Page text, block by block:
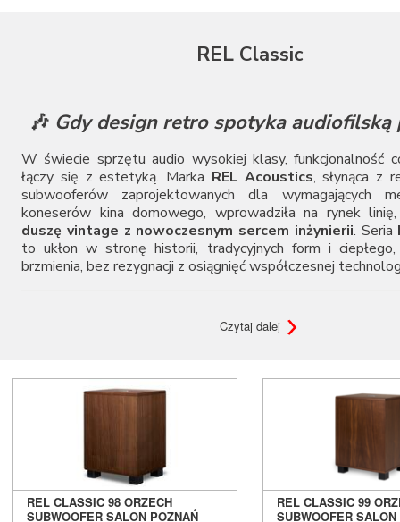
Audiosymptom
Audiovector
AUNE
Aura
Auralic
Aurender
Avantgarde Acoustic
AVM
Ayon Audio
Boenicke Audio
Cambridge Audio
Canton
Cardas Audio
REL Classic
🎶 Gdy design retro spotyka audiofilską
W świecie sprzętu audio wysokiej klasy, funkcjonalność
łączy się z estetyką. Marka REL Acoustics, słynąca z
subwooferów zaprojektowanych dla wymagających
koneserów kina domowego, wprowadziła na rynek
duszę vintage z nowoczesnym sercem inżynierii. Seria
to ukłon w stronę historii, tradycyjnych form i ciepłego,
brzmienia, bez rezygnacji z osiągnięć współczesnej
Historia i geneza powstania serii
dźwięku z wysmakowaną estetyką retro. W
połyskujących czerni, nowoczesnych kształtów i surowego
— czegoś, co wyglądałoby
w klasycznym salonie, jak i w nowoczesnym lofcie, a przy
dźwięk klasy high-end.
REL postanowił stworzyć serię, która
nie tylko
Czytaj dalej
REL CLASSIC 98 ORZECH
SUBWOOFER SALON POZNAŃ
REL CLASSIC 99
SUBWOOFER